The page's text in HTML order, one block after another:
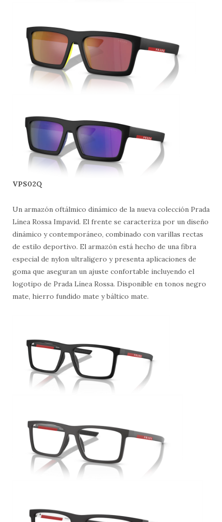
VPS02Q
Un armazón oftálmico dinámico de la nueva colección Prada
Línea Rossa Impavid. El frente se caracteriza por un diseño
dinámico y contemporáneo, combinado con varillas rectas
de estilo deportivo. El armazón está hecho de una fibra
especial de nylon ultraligero y presenta aplicaciones de
goma que aseguran un ajuste confortable incluyendo el
logotipo de Prada Línea Rossa. Disponible en tonos negro
mate, hierro fundido mate y báltico mate.